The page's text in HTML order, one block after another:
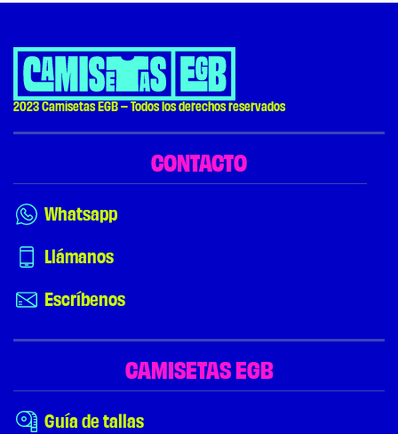
2023 Camisetas EGB – Todos los derechos reservados
CONTACTO
Whatsapp
Llámanos
Escríbenos
CAMISETAS EGB
Guía de tallas